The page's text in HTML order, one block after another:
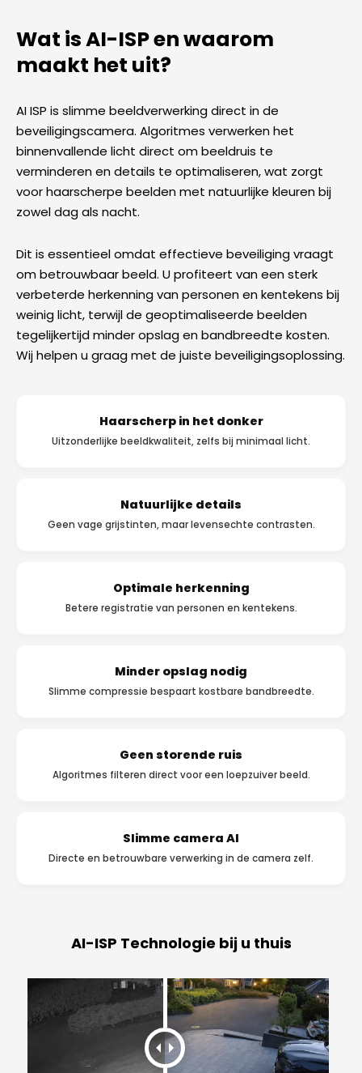
Wat is AI-ISP en waarom
maakt het uit?
AI ISP is slimme beeldverwerking direct in de
beveiligingscamera. Algoritmes verwerken het
binnenvallende licht direct om beeldruis te
verminderen en details te optimaliseren, wat zorgt
voor haarscherpe beelden met natuurlijke kleuren bij
zowel dag als nacht.
Dit is essentieel omdat effectieve beveiliging vraagt
om betrouwbaar beeld. U profiteert van een sterk
verbeterde herkenning van personen en kentekens bij
weinig licht, terwijl de geoptimaliseerde beelden
tegelijkertijd minder opslag en bandbreedte kosten.
Wij helpen u graag met de juiste beveiligingsoplossing.
Haarscherp in het donker
Uitzonderlijke beeldkwaliteit, zelfs bij minimaal licht.
Natuurlijke details
Geen vage grijstinten, maar levensechte contrasten.
Optimale herkenning
Betere registratie van personen en kentekens.
Minder opslag nodig
Slimme compressie bespaart kostbare bandbreedte.
Geen storende ruis
Algoritmes filteren direct voor een loepzuiver beeld.
Slimme camera AI
Directe en betrouwbare verwerking in de camera zelf.
AI-ISP Technologie bij u thuis